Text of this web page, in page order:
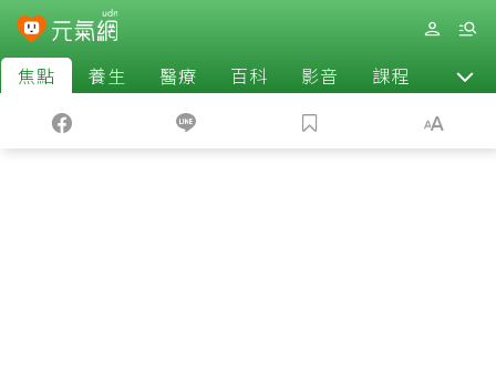
焦點 養生 醫療 百科 影音 課程 退休